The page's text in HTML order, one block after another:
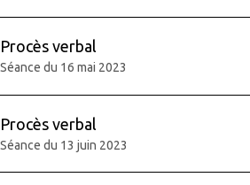
Procès verbal
Séance du 16 mai 2023
Procès verbal
Séance du 13 juin 2023